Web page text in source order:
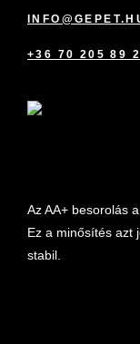
+36 70 205 89
Az AA+ besorolás
Ez a minősítés azt
stabil.